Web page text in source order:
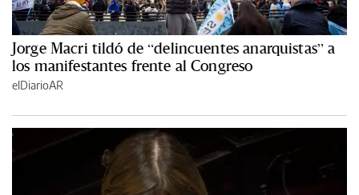
Jorge Macri tildó de “delincuentes anarquistas” a
los manifestantes frente al Congreso
elDiarioAR